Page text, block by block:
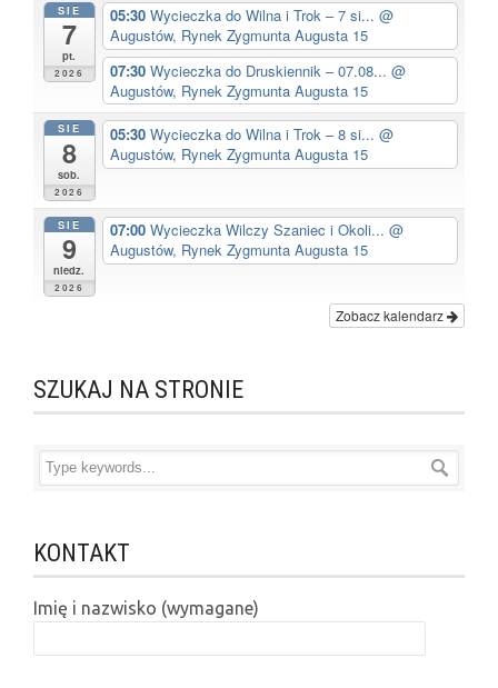
SIE
7
pt.
2026
05:30 Wycieczka do Wilna i Trok – 7 si... @
Augustów, Rynek Zygmunta Augusta 15
07:30 Wycieczka do Druskiennik – 07.08... @
Augustów, Rynek Zygmunta Augusta 15
SIE
8
sob.
2026
05:30 Wycieczka do Wilna i Trok – 8 si... @
Augustów, Rynek Zygmunta Augusta 15
SIE
9
niedz.
2026
07:00 Wycieczka Wilczy Szaniec i Okoli... @
Augustów, Rynek Zygmunta Augusta 15
Zobacz kalendarz
SZUKAJ NA STRONIE
KONTAKT
Imię i nazwisko (wymagane)